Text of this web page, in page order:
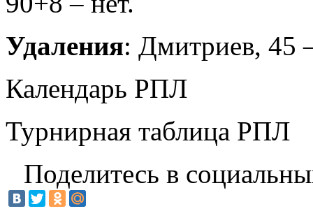
Удаления: Дмитриев, 45
Календарь РПЛ
Турнирная таблица РПЛ
Поделитесь в